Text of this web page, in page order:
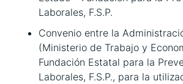
Laborales, F.S.P.
Convenio entre la
(Ministerio de Trabajo y
Fundación Estatal para la
Laborales, F.S.P., para la